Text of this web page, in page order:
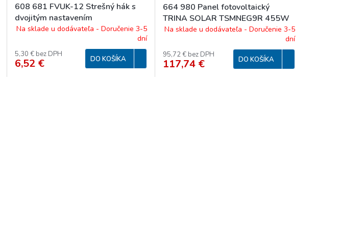
608 681 FVUK-12 Strešný hák s
dvojitým nastavením
Na sklade u dodávateľa - Doručenie 3-5
dní
5,30 € bez DPH
6,52 € DO KOŠÍKA
664 980 Panel fotovoltaický
TRINA SOLAR TSMNEG9R 455W
Na sklade u dodávateľa - Doručenie 3-5
dní
95,72 € bez DPH
117,74 € DO KOŠÍKA